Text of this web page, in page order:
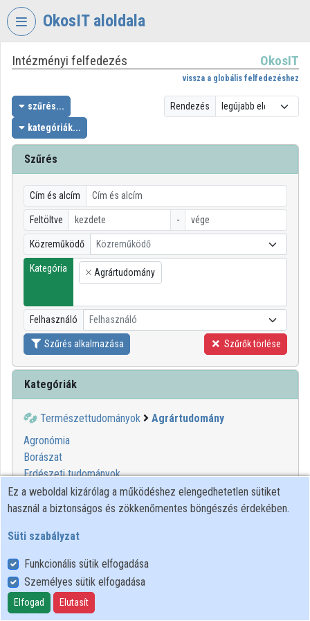
Fejléc kihagyása
OkosIT aloldala
VIDEOTORIUM
OKOSIT
Intézményi kezdőlap
Bejelentkezés
Intézményi felfedezés
Kategóriák
Intézményi listák
Intézmények
Közreműködők
Intézményi felfedezés OkosIT
vissza a globális felfedezéshez
szűrés...
kategóriák...
Rendezés
Szűrés
Cím és alcím
Feltöltve -
Közreműködő Közreműködő
Kategória
×
Agrártudomány
Felhasználó Felhasználó
Szűrés alkalmazása Szűrők törlése
Kategóriák
Természettudományok
Agrártudomány
Agronómia
Borászat
Erdészeti tudományok
Fitotechnika
Mérsékelt égövi mezőgazdaság
Talajtudomány
Trópusi mezőgazdaság
Ez a weboldal kizárólag a működéshez elengedhetetlen sütiket
használ a biztonságos és zökkenőmentes böngészés érdekében.
Süti szabályzat
Funkcionális sütik elfogadása
Személyes sütik elfogadása
Elfogad Elutasít